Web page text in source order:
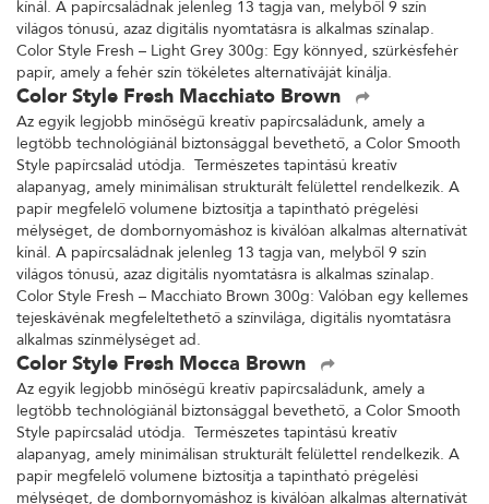
kínál. A papírcsaládnak jelenleg 13 tagja van, melyből 9 szín
világos tónusú, azaz digitális nyomtatásra is alkalmas színalap.
Color Style Fresh – Light Grey 300g: Egy könnyed, szürkésfehér
papír, amely a fehér szín tökéletes alternatíváját kínálja.
Color Style Fresh Macchiato Brown
Az egyik legjobb minőségű kreatív papírcsaládunk, amely a
legtöbb technológiánál biztonsággal bevethető, a Color Smooth
Style papírcsalád utódja. Természetes tapintású kreatív
alapanyag, amely minimálisan strukturált felülettel rendelkezik. A
papír megfelelő volumene biztosítja a tapintható prégelési
mélységet, de dombornyomáshoz is kiválóan alkalmas alternatívát
kínál. A papírcsaládnak jelenleg 13 tagja van, melyből 9 szín
világos tónusú, azaz digitális nyomtatásra is alkalmas színalap.
Color Style Fresh – Macchiato Brown 300g: Valóban egy kellemes
tejeskávénak megfeleltethető a színvilága, digitális nyomtatásra
alkalmas színmélységet ad.
Color Style Fresh Mocca Brown
Az egyik legjobb minőségű kreatív papírcsaládunk, amely a
legtöbb technológiánál biztonsággal bevethető, a Color Smooth
Style papírcsalád utódja. Természetes tapintású kreatív
alapanyag, amely minimálisan strukturált felülettel rendelkezik. A
papír megfelelő volumene biztosítja a tapintható prégelési
mélységet, de dombornyomáshoz is kiválóan alkalmas alternatívát